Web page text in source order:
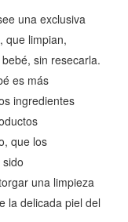
una exclusiva
que limpian,
sin resecarla.
es más
ingredientes
que los
una limpieza
la delicada piel del